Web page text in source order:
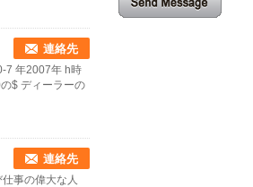
連絡先
7 年2007年 h時
$ ディーラーの
連絡先
事の偉大な人